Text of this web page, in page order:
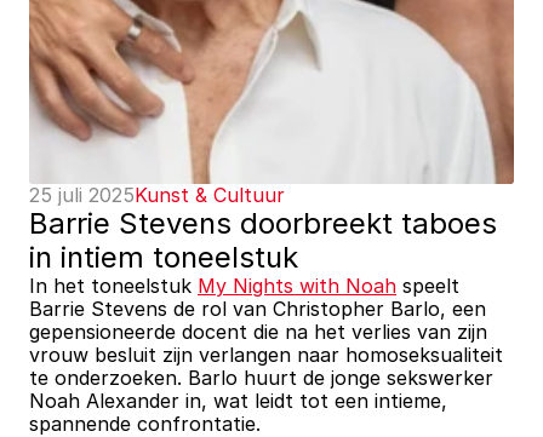
25 juli 2025Kunst & Cultuur
Barrie Stevens doorbreekt taboes
in intiem toneelstuk
In het toneelstuk My Nights with Noah speelt
Barrie Stevens de rol van Christopher Barlo, een
gepensioneerde docent die na het verlies van zijn
vrouw besluit zijn verlangen naar homoseksualiteit
te onderzoeken. Barlo huurt de jonge sekswerker
Noah Alexander in, wat leidt tot een intieme,
spannende confrontatie.